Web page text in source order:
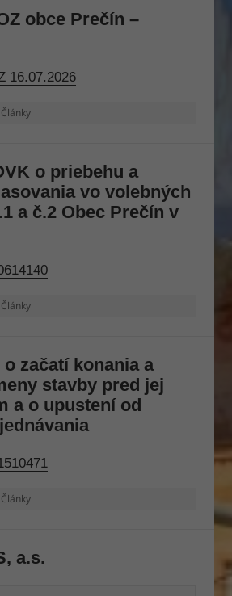
obce Prečín –
16.07.2026
Kategórie
Články
o priebehu a
vo volebných
a č.2 Obec Prečín v
Kategórie
Články
o začatí konania a
stavby pred jej
a o upustení od
Kategórie
Články
a.s.